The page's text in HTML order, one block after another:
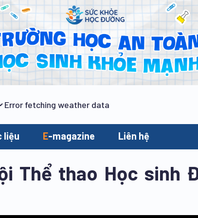
Error fetching weather data
liệu E-magazine Liên hệ
Thể thao Học sinh